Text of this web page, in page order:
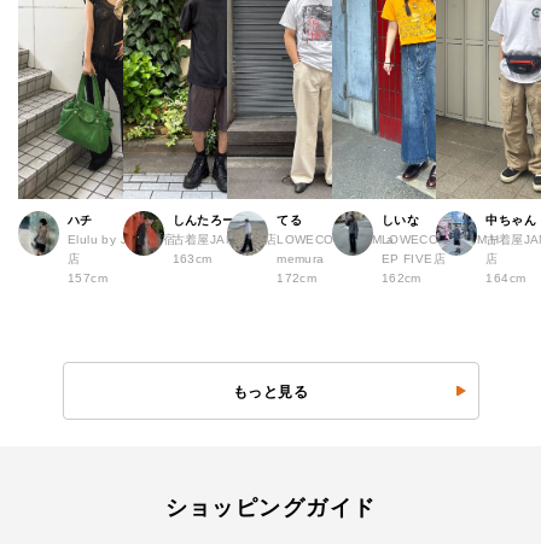
ハチ
Elulu by JAM 原宿
店
157cm
しんたろー
古着屋JAM 仙台店
163cm
てる
LOWECO by JAM a
memura
172cm
しいな
LOWECO by JAM H
EP FIVE店
162cm
中ちゃん
古着屋
店
164cm
もっと見る
ショッピングガイド